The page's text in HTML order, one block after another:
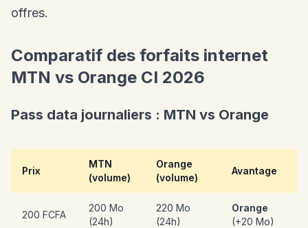
offres.
Comparatif des forfaits internet
MTN vs Orange CI 2026
Pass data journaliers : MTN vs Orange
Prix
MTN
(volume)
Orange
(volume)
Avantage
200 FCFA
200 Mo
(24h)
220 Mo
(24h)
Orange
(+20 Mo)